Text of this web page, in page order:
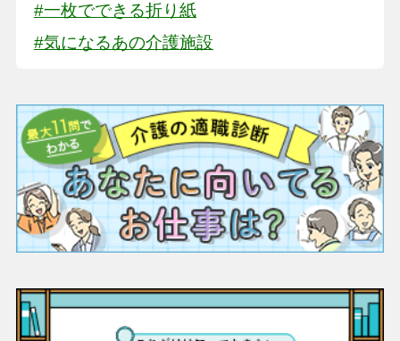
#一枚でできる折り紙
#気になるあの介護施設